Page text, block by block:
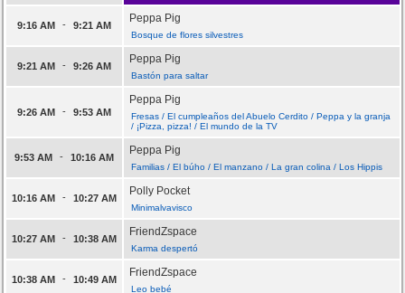
9:16 AM - 9:21 AM
Peppa Pig
Bosque de flores silvestres
9:21 AM - 9:26 AM
Peppa Pig
Bastón para saltar
9:26 AM - 9:53 AM
Peppa Pig
Fresas / El cumpleaños del Abuelo Cerdito / Peppa y la granja
/ ¡Pizza, pizza! / El mundo de la TV
9:53 AM - 10:16 AM
Peppa Pig
Familias / El búho / El manzano / La gran colina / Los Hippis
10:16 AM - 10:27 AM
Polly Pocket
Minimalvavisco
10:27 AM - 10:38 AM
FriendZspace
Karma despertó
10:38 AM - 10:49 AM
FriendZspace
Leo bebé